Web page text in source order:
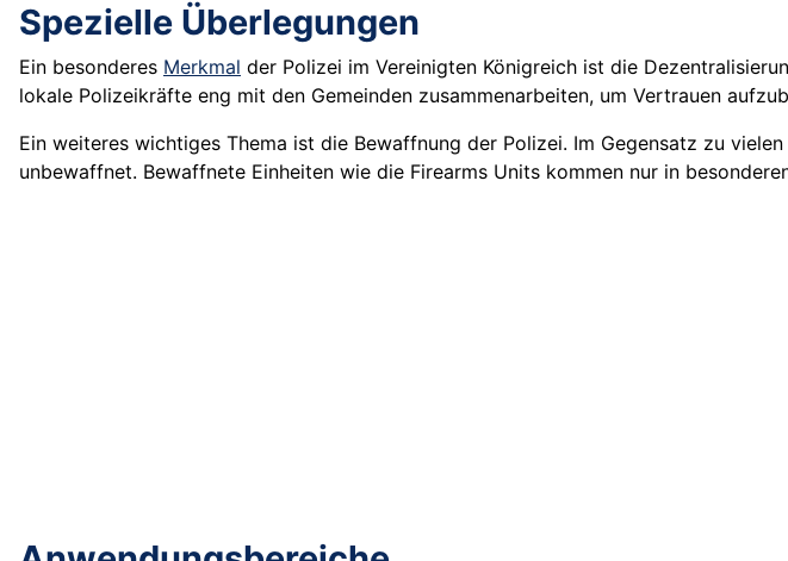
Spezielle Überlegungen
Ein besonderes Merkmal der Polizei im Vereinigten Königreich ist die
lokale Polizeikräfte eng mit den Gemeinden zusammenarbeiten, um Vertrauen
Ein weiteres wichtiges Thema ist die Bewaffnung der Polizei. Im Gegensatz zu
unbewaffnet. Bewaffnete Einheiten wie die Firearms Units kommen nur in